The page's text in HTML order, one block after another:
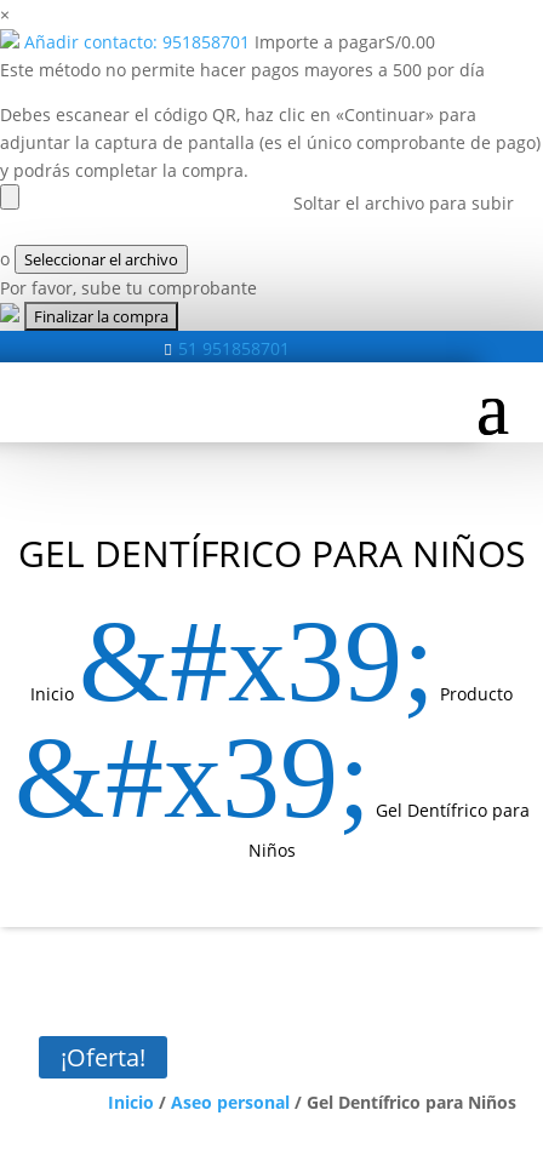
×
Añadir contacto: 951858701 Importe a pagarS/0.00
Este método no permite hacer pagos mayores a 500 por día
Debes escanear el código QR, haz clic en «Continuar» para
adjuntar la captura de pantalla (es el único comprobante de pago)
y podrás completar la compra.
Soltar el archivo para subir
o Seleccionar el archivo
Por favor, sube tu comprobante
 51 951858701
GEL DENTÍFRICO PARA NIÑOS
Inicio &#x39; Producto
&#x39; Gel Dentífrico para
Niños
¡Oferta!
Inicio / Aseo personal/ Gel Dentífrico para Niños